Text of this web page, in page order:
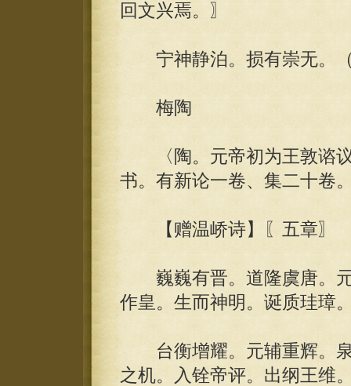
回文兴焉。〗
宁神静泊。损有崇无。（
梅陶
〈陶。元帝初为王敦谘议
书。有新论一卷、集二十卷
【赠温峤诗】〖五章〗
巍巍有晋。道隆虞唐。元
作皇。生而神明。诞质珪璋
台衡增耀。元辅重辉。泉
之机。入铨帝评。出纲王维